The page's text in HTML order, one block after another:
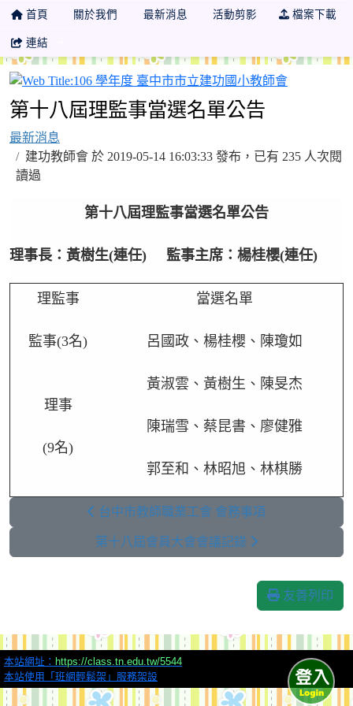
首頁 關於我們 最新消息 活動剪影 檔案下載
連結
106 學年度
第十八屆理監事當選名單公告
最新消息
建功教師會 於 2019-05-14 16:03:33 發布，已有 235 人次閱
讀過
第十八屆理監事當選名單公告
理事長：黃樹生(連任) 監事主席：楊桂櫻(連任)
理監事 當選名單
監事(3名) 呂國政、楊桂櫻、陳瓊如
理事
(9名)
黃淑雲、黃樹生、陳旻杰
陳瑞雪、蔡昆書、廖健雅
郭至和、林昭旭、林棋勝
台中市教師職業工會 會務事項
第十八屆會員大會會議記錄
友善列印
本站網址： https://class.tn.edu.tw/5544
本站使用「班網輕鬆架」服務架設